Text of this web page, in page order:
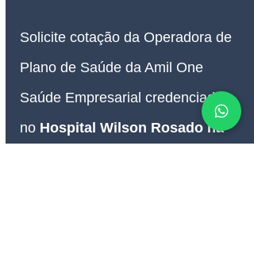
Solicite cotação da Operadora de
Plano de Saúde da Amil One
Saúde Empresarial credenciada
no Hospital Wilson Rosado na